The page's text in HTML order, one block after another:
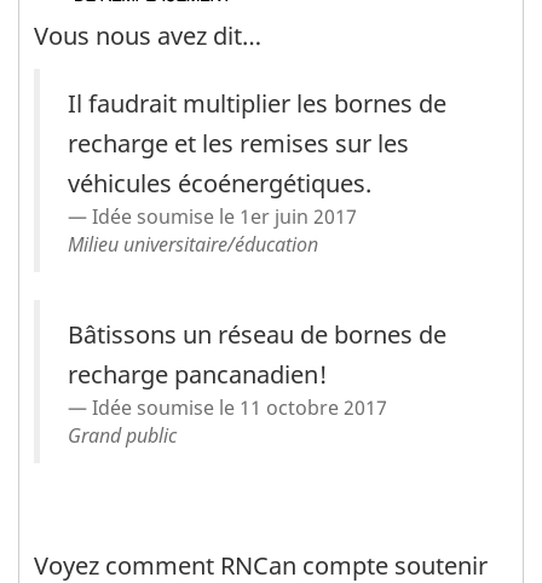
Vous nous avez dit…
Il faudrait multiplier les bornes de
recharge et les remises sur les
véhicules écoénergétiques.
Idée soumise le 1er juin 2017
Milieu universitaire/éducation
Bâtissons un réseau de bornes de
recharge pancanadien!
Idée soumise le 11 octobre 2017
Grand public
Voyez comment RNCan compte soutenir